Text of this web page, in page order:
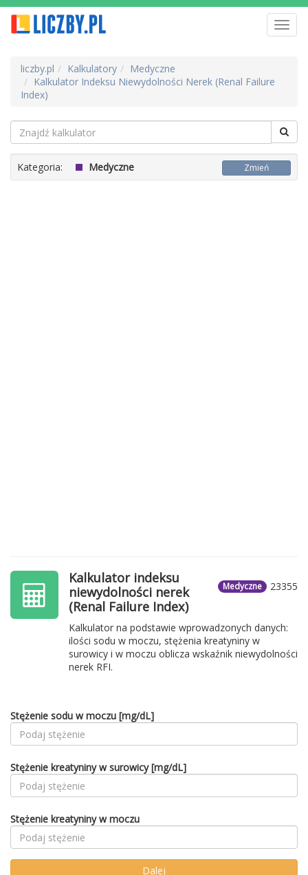
liczby.pl Kalkulatory
Medyczne
Kalkulator Indeksu Niewydolności Nerek (Renal Failure
Index)
Kategoria: Medyczne Zmień
23355
Medyczne
Kalkulator indeksu
niewydolności nerek
(Renal Failure Index)
Kalkulator na podstawie wprowadzonych danych:
ilości sodu w moczu, stężenia kreatyniny w
surowicy i w moczu oblicza wskaźnik niewydolności
nerek RFI.
Stężenie sodu w moczu [mg/dL]
Stężenie kreatyniny w surowicy [mg/dL]
Stężenie kreatyniny w moczu